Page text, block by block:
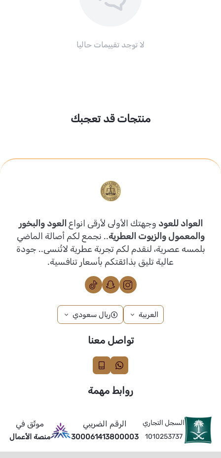
لا توجد تقييمات حاليا
منتجات قد تعجبك
العواد للعود وجهتك الأولى لأرقى انواع العود والبخور
والمعمول والزيوت العطرية.. نجمع لكم أصالة الماضي
بلمسه عصرية، لنقدم لكم تجربة عطرية لاتُنسى.. جودة
عالية تليق بذائقتكم بأسعار تنافسية.
العربية ريال سعودي
تواصل معنا
روابط مهمة
السجل التجاري
1010253737
الرقم الضريبي
300061413800003
موثّق في
منصة الأعمال